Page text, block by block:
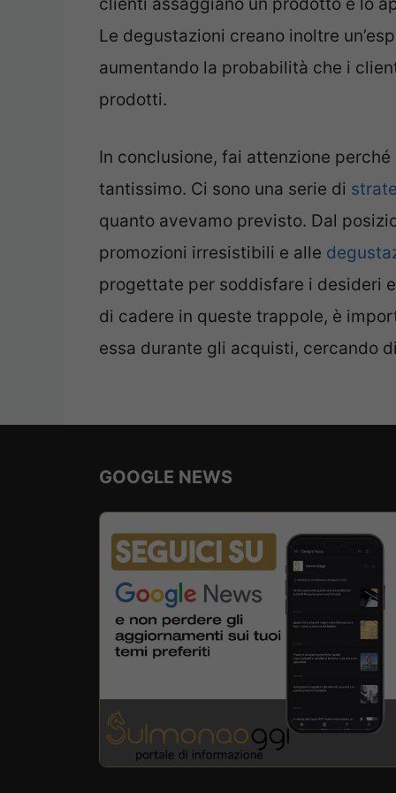
Le degustazioni creano inoltre
aumentando la probabilità che i
prodotti.
In conclusione, fai attenzione
tantissimo. Ci sono una serie di
quanto avevamo previsto. Dal
promozioni irresistibili e alle
progettate per soddisfare i desideri
di cadere in queste trappole, è
essa durante gli acquisti, cercando
GOOGLE NEWS